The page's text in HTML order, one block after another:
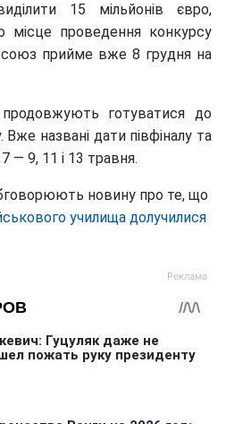
15 мільйонів євро,
місце проведення конкурсу
прийме вже 8 грудня на
готуватися до
названі дати півфіналу та
— 9, 11 і 13 травня.
новину про те, що
училища долучилися